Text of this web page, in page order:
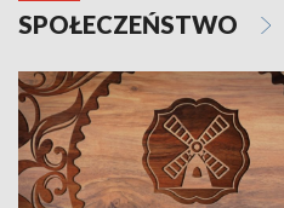
SPOŁECZEŃSTWO